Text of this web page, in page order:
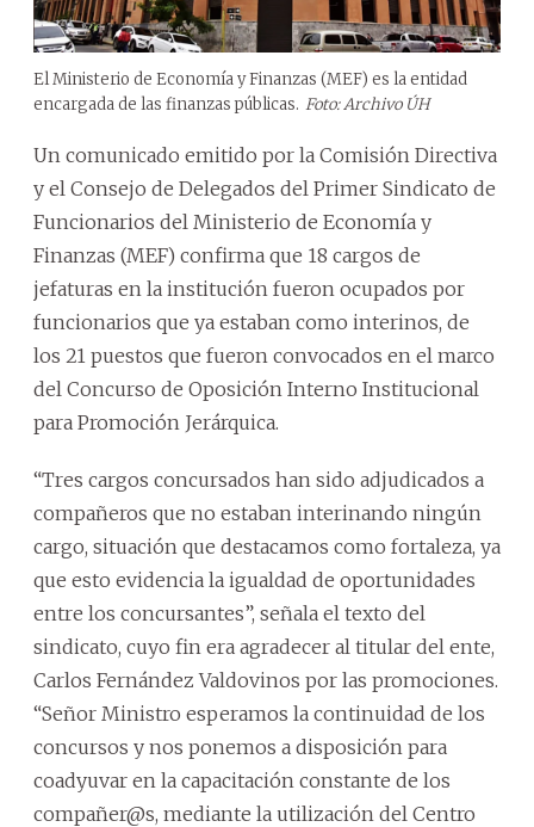
El Ministerio de Economía y Finanzas (MEF) es la entidad
encargada de las finanzas públicas. Foto: Archivo ÚH
Un comunicado emitido por la Comisión Directiva
y el Consejo de Delegados del Primer Sindicato de
Funcionarios del Ministerio de Economía y
Finanzas (MEF) confirma que 18 cargos de
jefaturas en la institución fueron ocupados por
funcionarios que ya estaban como interinos, de
los 21 puestos que fueron convocados en el marco
del Concurso de Oposición Interno Institucional
para Promoción Jerárquica.
“Tres cargos concursados han sido adjudicados a
compañeros que no estaban interinando ningún
cargo, situación que destacamos como fortaleza, ya
que esto evidencia la igualdad de oportunidades
entre los concursantes”, señala el texto del
sindicato, cuyo fin era agradecer al titular del ente,
Carlos Fernández Valdovinos por las promociones.
“Señor Ministro esperamos la continuidad de los
concursos y nos ponemos a disposición para
coadyuvar en la capacitación constante de los
compañer@s, mediante la utilización del Centro